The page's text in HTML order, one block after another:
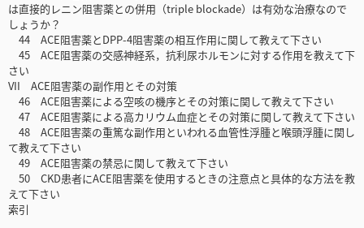
は直接的レニン阻害薬との併用（triple blockade）は有効な治療なので
しょうか？
44 ACE阻害薬とDPP-4阻害薬の相互作用に関して教えて下さい
45 ACE阻害薬の交感神経系，抗利尿ホルモンに対する作用を教えて下
さい
VII ACE阻害薬の副作用とその対策
46 ACE阻害薬による空咳の機序とその対策に関して教えて下さい
47 ACE阻害薬による高カリウム血症とその対策に関して教えて下さい
48 ACE阻害薬の重篤な副作用といわれる血管性浮腫と喉頭浮腫に関し
て教えて下さい
49 ACE阻害薬の禁忌に関して教えて下さい
50 CKD患者にACE阻害薬を使用するときの注意点と具体的な方法を教
えて下さい
索引